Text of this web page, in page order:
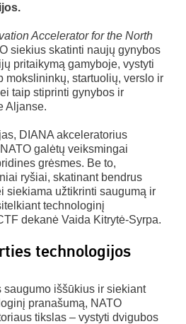
Accelerator for the North
siekius skatinti naujų gynybos
pritaikymą gamyboje, vystyti
mokslininkų, startuolių, verslo ir
taip stiprinti gynybos ir
Aljanse.
DIANA akceleratorius
galėtų veiksmingai
grėsmes. Be to,
ryšiai, skatinant bendrus
siekiama užtikrinti saugumą ir
technologinį
dekanė Vaida Kitrytė-Syrpa.
technologijos
iššūkius ir siekiant
pranašumą, NATO
tikslas – vystyti dvigubos